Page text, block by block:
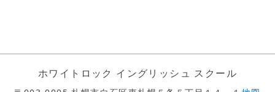
ホワイトロック イングリッシュ スクール